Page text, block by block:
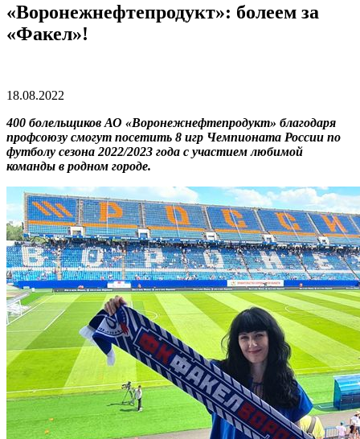
«Воронежнефтепродукт»: болеем за
«Факел»!
18.08.2022
400 болельщиков АО «Воронежнефтепродукт» благодаря
профсоюзу смогут посетить 8 игр Чемпионата России по
футболу сезона 2022/2023 года с участием любимой
команды в родном городе.